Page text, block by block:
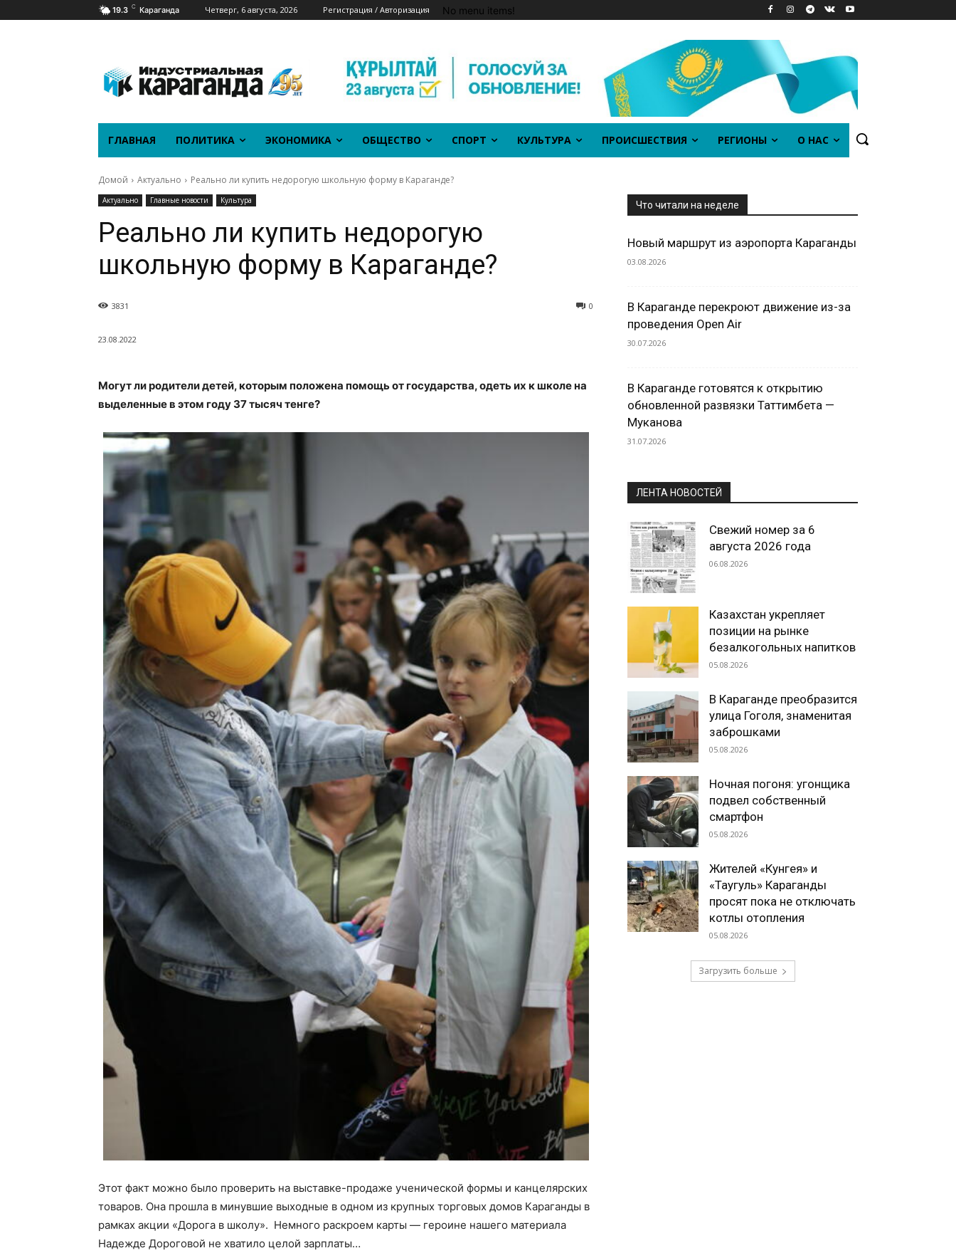
19.3 C Караганда Четверг, 6 августа, 2026 Регистрация / Авторизация No menu items!
ГЛАВНАЯ ПОЛИТИКА ЭКОНОМИКА ОБЩЕСТВО СПОРТ КУЛЬТУРА ПРОИСШЕСТВИЯ РЕГИОНЫ О НАС
Домой Актуально Реально ли купить недорогую школьную форму в Караганде?
Актуально Главные новости Культура
Реально ли купить недорогую
школьную форму в Караганде?
0
3831
23.08.2022
Могут ли родители детей, которым положена помощь от государства, одеть их к школе на
выделенные в этом году 37 тысяч тенге?
Этот факт можно было проверить на выставке-продаже ученической формы и канцелярских
товаров. Она прошла в минувшие выходные в одном из крупных торговых домов Караганды в
рамках акции «Дорога в школу». Немного раскроем карты — героине нашего материала
Надежде Дороговой не хватило целой зарплаты…
Что читали на неделе
Новый маршрут из аэропорта Караганды
03.08.2026
В Караганде перекроют движение из-за
проведения Open Air
30.07.2026
В Караганде готовятся к открытию
обновленной развязки Таттимбета —
Муканова
31.07.2026
ЛЕНТА НОВОСТЕЙ
Свежий номер за 6
августа 2026 года
06.08.2026
Казахстан укрепляет
позиции на рынке
безалкогольных напитков
05.08.2026
В Караганде преобразится
улица Гоголя, знаменитая
заброшками
05.08.2026
Ночная погоня: угонщика
подвел собственный
смартфон
05.08.2026
Жителей «Кунгея» и
«Таугуль» Караганды
просят пока не отключать
котлы отопления
05.08.2026
Загрузить больше